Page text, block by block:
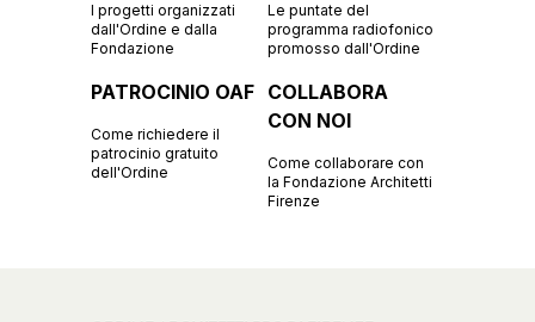
I progetti organizzati
dall'Ordine e dalla
Fondazione
Le puntate del
programma radiofonico
promosso dall'Ordine
PATROCINIO OAF
Come richiedere il
patrocinio gratuito
dell'Ordine
COLLABORA
CON NOI
Come collaborare con
la Fondazione Architetti
Firenze